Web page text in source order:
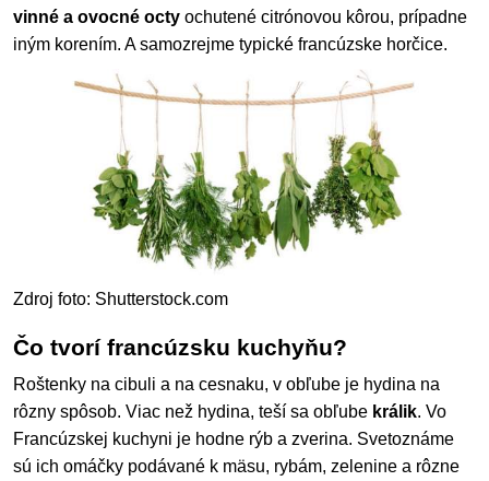
vinné a ovocné octy ochutené citrónovou kôrou, prípadne
iným korením. A samozrejme typické francúzske horčice.
Zdroj foto: Shutterstock.com
Čo tvorí francúzsku kuchyňu?
Roštenky na cibuli a na cesnaku, v obľube je hydina na
rôzny spôsob. Viac než hydina, teší sa obľube králik. Vo
Francúzskej kuchyni je hodne rýb a zverina. Svetoznáme
sú ich omáčky podávané k mäsu, rybám, zelenine a rôzne